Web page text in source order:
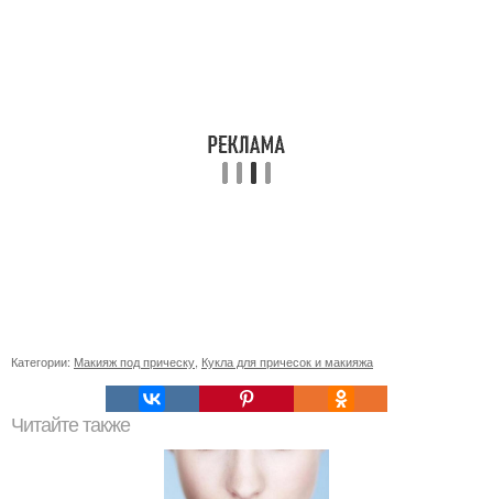
Категории: Макияж под прическу Кукла для причесок и макияжа
Читайте также